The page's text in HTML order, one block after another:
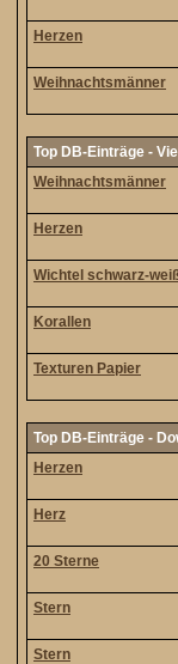
Herzen
Weihnachtsmänner
Top DB-Einträge -
Weihnachtsmänner
Herzen
Wichtel schwarz-
Korallen
Texturen Papier
Top DB-Einträge -
Herzen
Herz
20 Sterne
Stern
Stern